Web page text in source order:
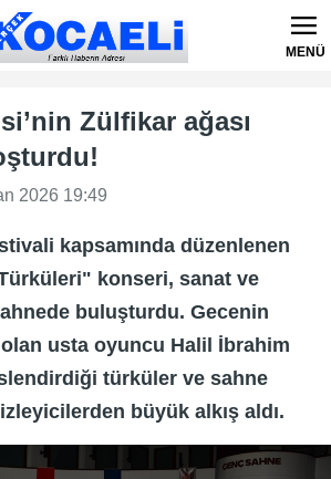
MENÜ
Zülfikar ağası
2026 19:49
kapsamında düzenlenen
konseri, sanat ve
buluşturdu. Gecenin
usta oyuncu Halil İbrahim
türküler ve sahne
büyük alkış aldı.